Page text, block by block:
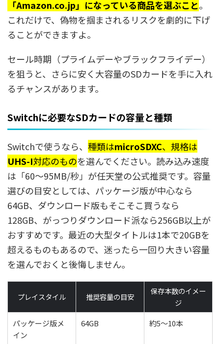
「Amazon.co.jp」になっている商品を選ぶこと。
これだけで、偽物を掴まされるリスクを劇的に下げ
ることができますよ。
セール時期（プライムデーやブラックフライデー）
を狙うと、さらに安く大容量のSDカードを手に入れ
るチャンスがあります。
Switchに必要なSDカードの容量と種類
Switchで使うなら、 種類はmicroSDXC、規格は
UHS-I対応のものを選んでください。読み込み速度
は「60〜95MB/秒」が任天堂の公式推奨です。容量
選びの目安としては、パッケージ版が中心なら
64GB、ダウンロード版もそこそこ買うなら
128GB、がっつりダウンロード派なら256GB以上が
おすすめです。最近の大型タイトルは1本で20GBを
超えるものもあるので、迷ったら一回り大きい容量
を選んでおくと後悔しません。
プレイスタイル 推奨容量の目安
保存本数のイメー
ジ
パッケージ版メ
イン
64GB 約5〜10本